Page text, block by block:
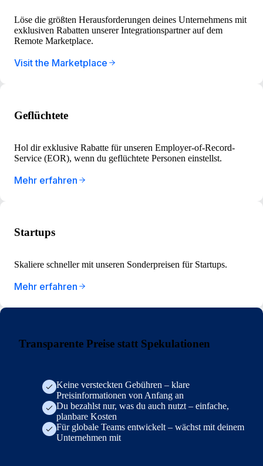
Löse die größten Herausforderungen deines Unternehmens mit
exklusiven Rabatten unserer Integrationspartner auf dem
Remote Marketplace.
Visit the Marketplace
Geflüchtete
Hol dir exklusive Rabatte für unseren Employer-of-Record-
Service (EOR), wenn du geflüchtete Personen einstellst.
Mehr erfahren
Startups
Skaliere schneller mit unseren Sonderpreisen für Startups.
Mehr erfahren
Transparente Preise statt Spekulationen
Keine versteckten Gebühren – klare
Preisinformationen von Anfang an
Du bezahlst nur, was du auch nutzt – einfache,
planbare Kosten
Für globale Teams entwickelt – wächst mit deinem
Unternehmen mit